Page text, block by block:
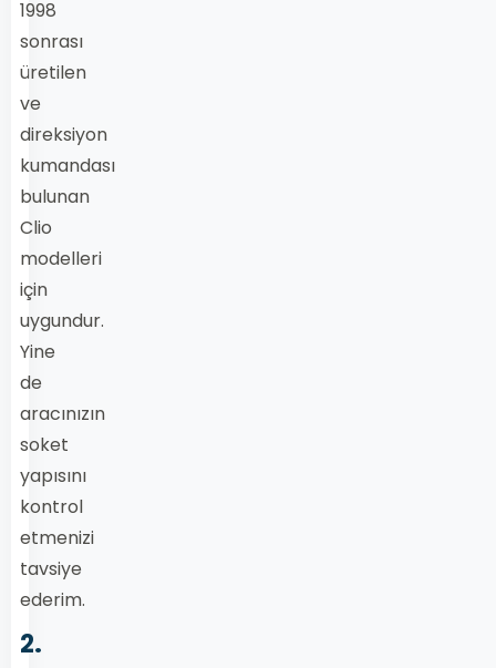
1998
sonrası
üretilen
ve
direksiyon
kumandası
bulunan
Clio
modelleri
için
uygundur.
Yine
de
aracınızın
soket
yapısını
kontrol
etmenizi
tavsiye
ederim.
2.